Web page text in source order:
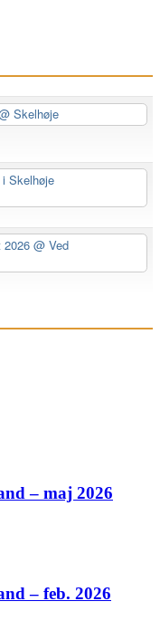
Skelhøje
Skelhøje
2026 @ Ved
– maj 2026
– feb. 2026